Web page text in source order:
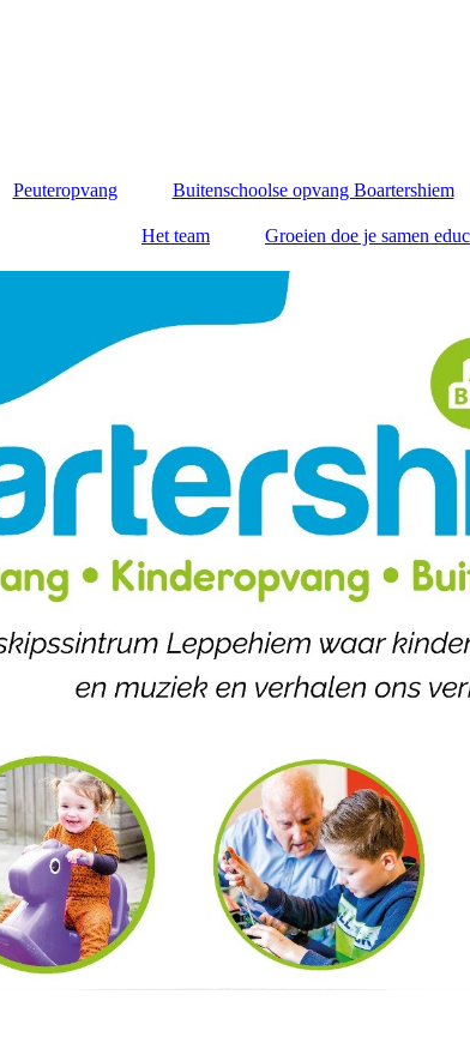
Peuteropvang Buitenschoolse opvang Boartershiem
Het team Groeien doe je samen